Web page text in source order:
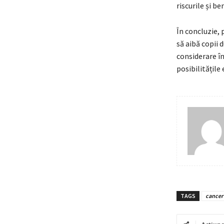
riscurile și
În concluzie,
să aibă copii
considerare
posibilitățile
TAGS cancer